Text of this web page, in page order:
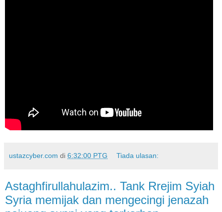
ustazcyber.com di 6:32:00 PTG Tiada ulasan:
Astaghfirullahulazim.. Tank Rrejim Syiah
Syria memijak dan mengecingi jenazah